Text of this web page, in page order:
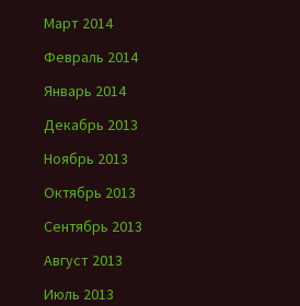
Март 2014
Февраль 2014
Январь 2014
Декабрь 2013
Ноябрь 2013
Октябрь 2013
Сентябрь 2013
Август 2013
Июль 2013